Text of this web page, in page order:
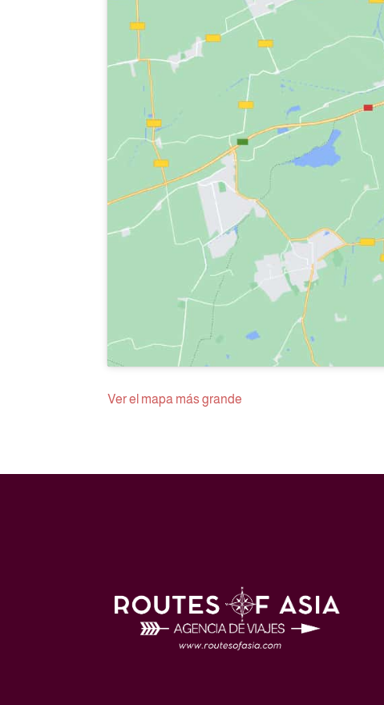
Ver el mapa más grande